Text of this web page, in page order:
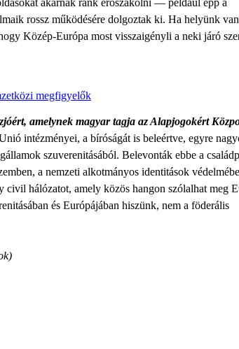
akarnak ránk erőszakolni — például épp a
rossz működésére dolgoztak ki. Ha helyünk
Közép-Európa most visszaigényli a neki járó
megfigyelők
amelynek magyar tagja az Alapjogokért
intézményei, a bíróságát is beleértve, egyre
szuverenitásából. Belevonták ebbe a
a nemzeti alkotmányos identitások
hálózatot, amely közös hangon szólalhat meg
és Európájában hiszünk, nem a föderális